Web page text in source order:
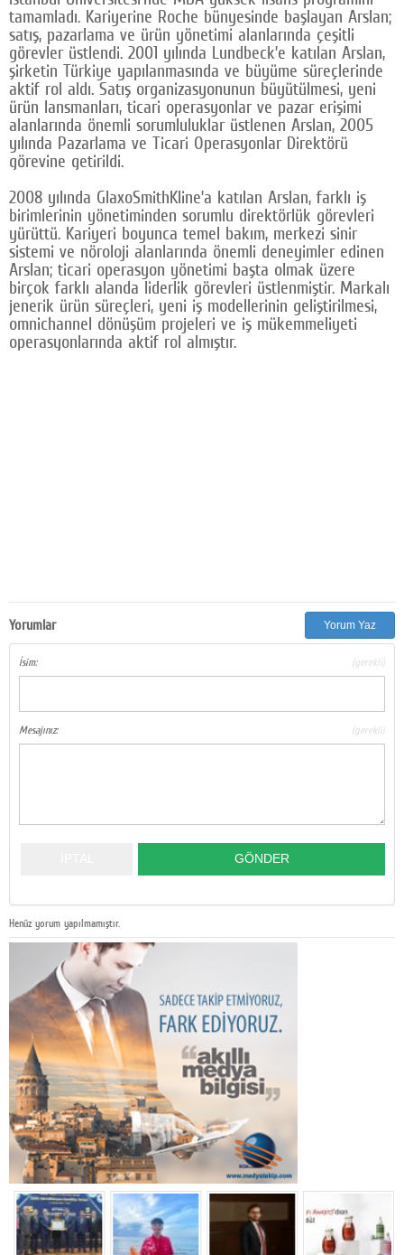
tamamladı. Kariyerine Roche bünyesinde başlayan Arslan;
satış, pazarlama ve ürün yönetimi alanlarında çeşitli
görevler üstlendi. 2001 yılında Lundbeck’e katılan Arslan,
şirketin Türkiye yapılanmasında ve büyüme süreçlerinde
aktif rol aldı. Satış organizasyonunun büyütülmesi, yeni
ürün lansmanları, ticari operasyonlar ve pazar erişimi
alanlarında önemli sorumluluklar üstlenen Arslan, 2005
yılında Pazarlama ve Ticari Operasyonlar Direktörü
görevine getirildi.
2008 yılında GlaxoSmithKline’a katılan Arslan, farklı iş
birimlerinin yönetiminden sorumlu direktörlük görevleri
yürüttü. Kariyeri boyunca temel bakım, merkezi sinir
sistemi ve nöroloji alanlarında önemli deneyimler edinen
Arslan; ticari operasyon yönetimi başta olmak üzere
birçok farklı alanda liderlik görevleri üstlenmiştir. Markalı
jenerik ürün süreçleri, yeni iş modellerinin geliştirilmesi,
omnichannel dönüşüm projeleri ve iş mükemmeliyeti
operasyonlarında aktif rol almıştır.
Yorumlar Yorum Yaz
İsim: (gerekli)
Mesajınız: (gerekli)
Henüz yorum yapılmamıştır.